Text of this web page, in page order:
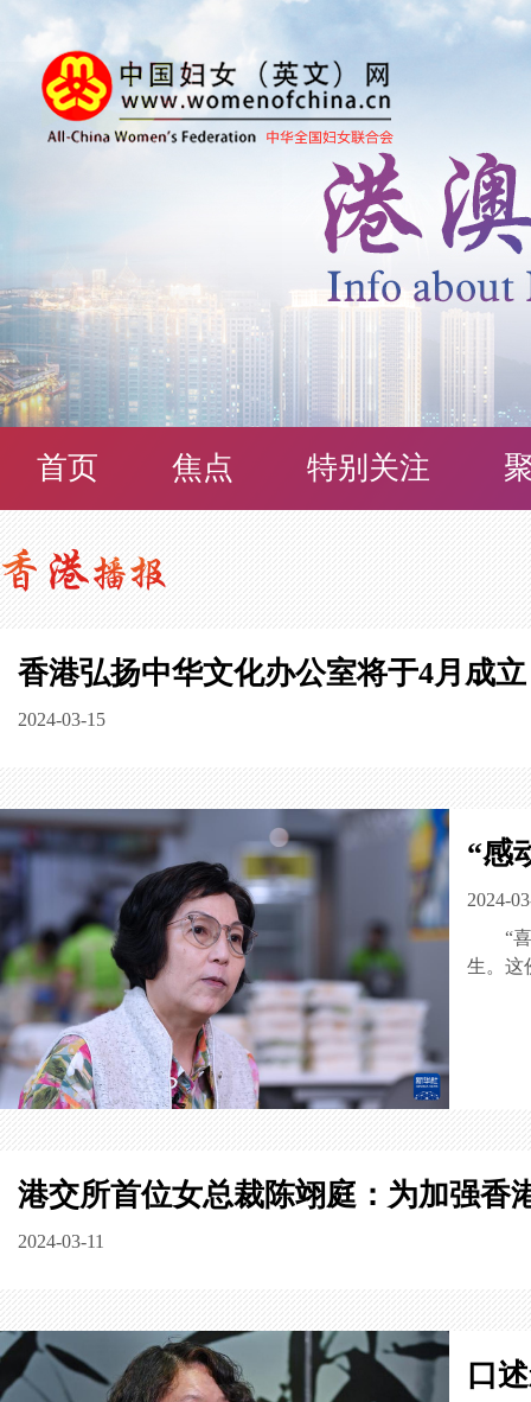
首页 焦点 特别关注
香港弘扬中华文化办公室将于4月成立
2024-03-15
“感
2024-
“
生。这
港交所首位女总裁陈翊庭：为加强香
2024-03-11
口